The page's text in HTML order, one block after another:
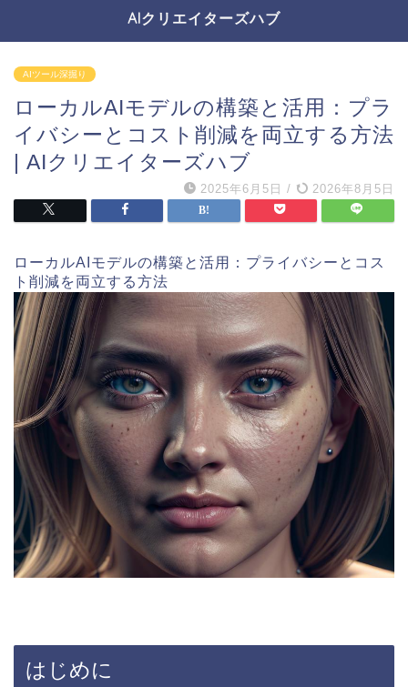
AIクリエイターズハブ
AIツール深掘り
ローカルAIモデルの構築と活用：プラ
イバシーとコスト削減を両立する方法
| AIクリエイターズハブ
2025年6月5日 / 2026年8月5日
ローカルAIモデルの構築と活用：プライバシーとコス
ト削減を両立する方法
はじめに